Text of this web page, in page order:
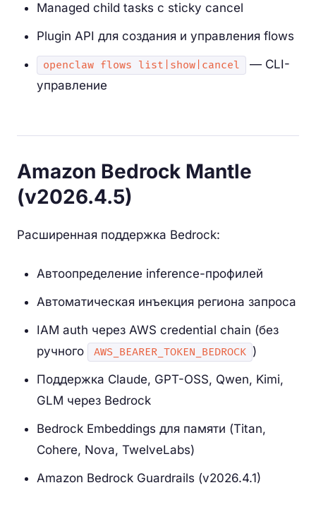
Managed child tasks с sticky cancel
Plugin API для создания и управления flows
openclaw flows list|show|cancel
— CLI-
управление
Amazon Bedrock Mantle
(v2026.4.5)
Расширенная поддержка Bedrock:
Автоопределение inference-профилей
Автоматическая инъекция региона запроса
IAM auth через AWS credential chain (без
ручного
AWS_BEARER_TOKEN_BEDROCK )
Поддержка Claude, GPT-OSS, Qwen, Kimi,
GLM через Bedrock
Bedrock Embeddings для памяти (Titan,
Cohere, Nova, TwelveLabs)
Amazon Bedrock Guardrails (v2026.4.1)